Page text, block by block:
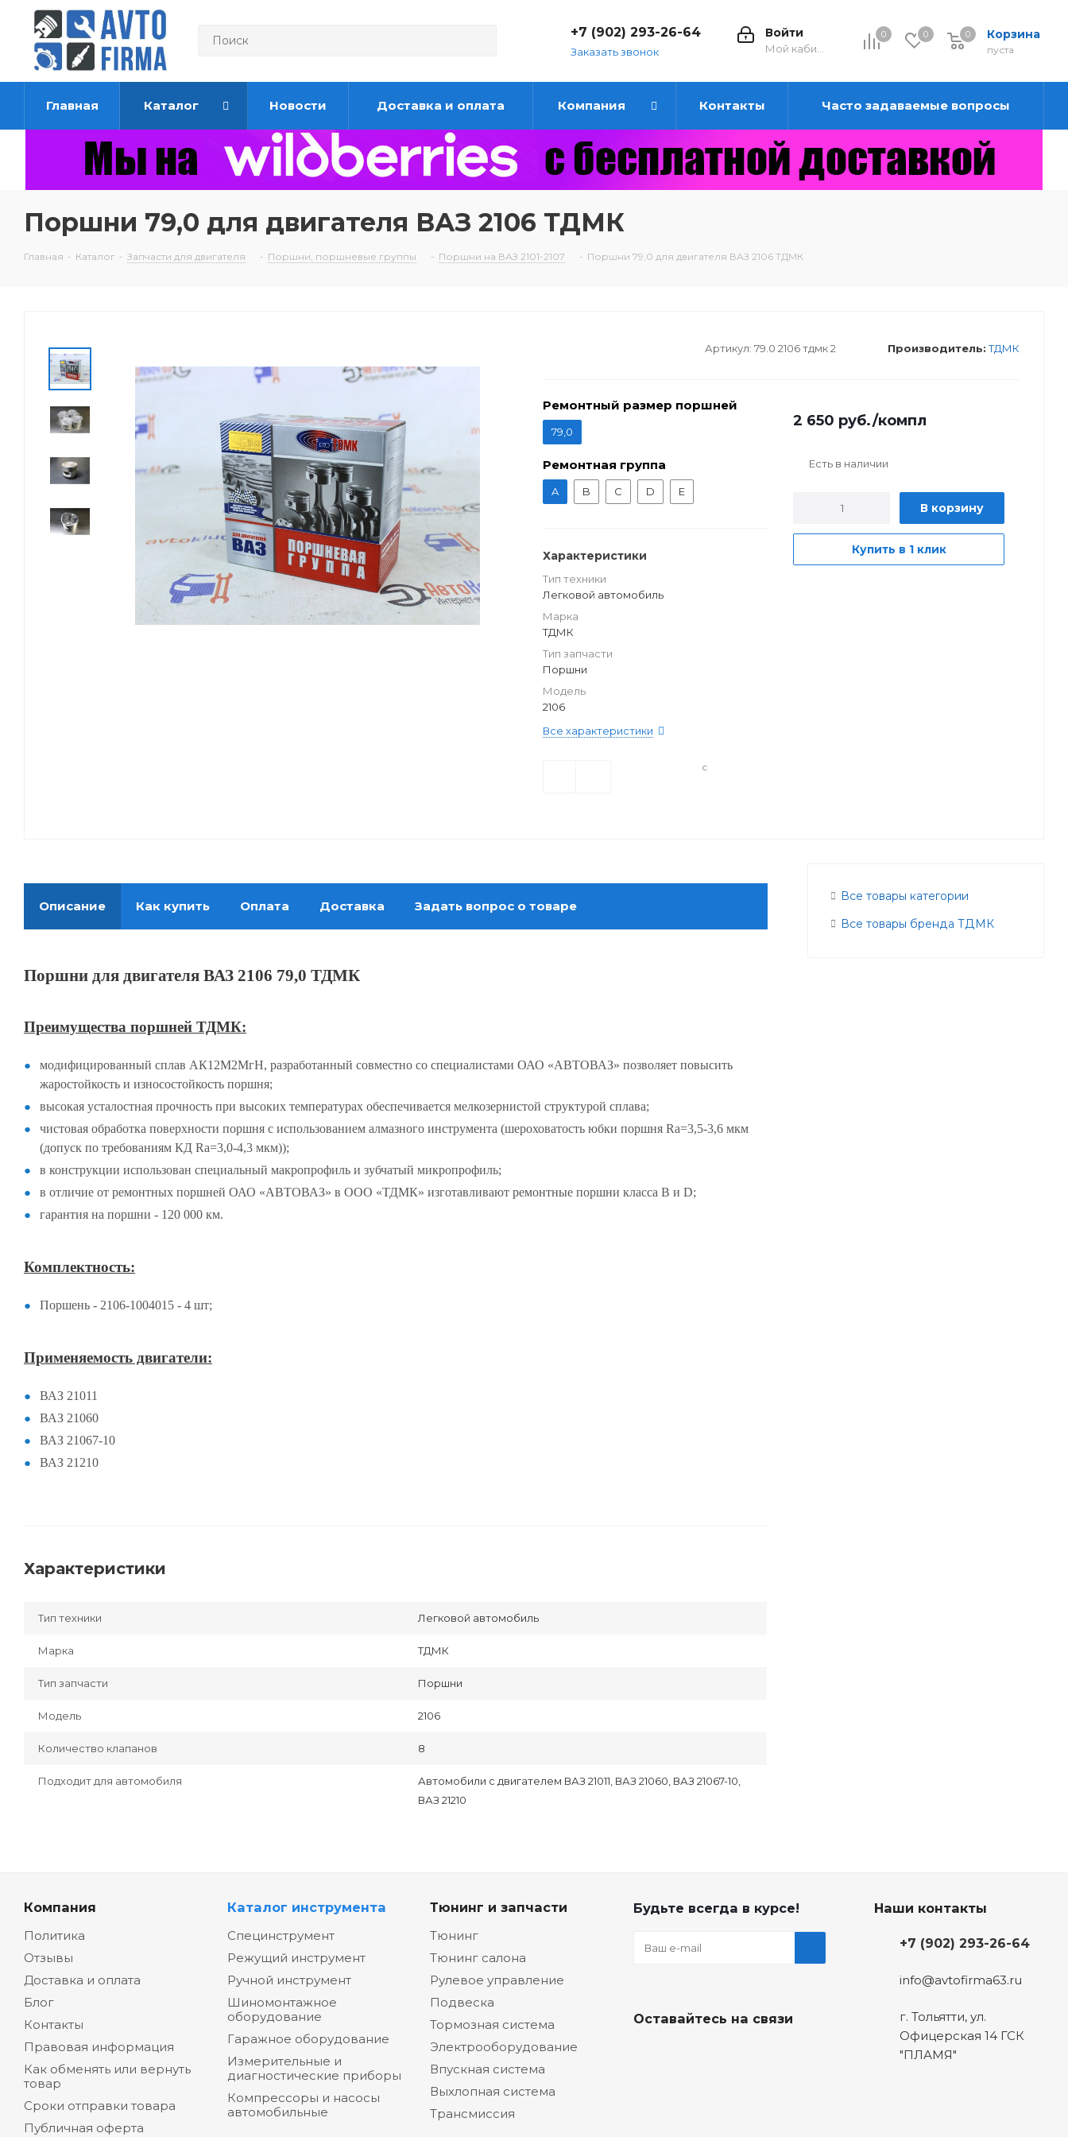
0 0 Корзина
0
пуста
0
Войти
+7 (902) 293-26-64
Заказать звонок
Главная Каталог Новости Доставка и оплата Компания Контакты Часто задаваемые вопросы
Поршни 79,0 для двигателя ВАЗ 2106 ТДМК
Главная - Каталог - Запчасти для двигателя - Поршни, поршневые группы - Поршни на ВАЗ 2101-2107 - Поршни 79,0 для двигателя ВАЗ 2106 ТДМК
Артикул: 79.0 2106 тдмк 2 Производитель: ТДМК
Ремонтный размер поршней
79,0
Ремонтная группа
A B C D E
Характеристики
Тип техники
Легковой автомобиль
Марка
ТДМК
Тип запчасти
Поршни
Модель
2106
Все характеристики
2 650 руб./компл
Есть в наличии
В корзину
Купить в 1 клик
с
Описание Как купить Оплата Доставка Задать вопрос о товаре
Поршни для двигателя ВАЗ 2106 79,0 ТДМК
Преимущества поршней ТДМК:
модифицированный сплав АК12М2МгН, разработанный совместно со специалистами ОАО «АВТОВАЗ» позволяет повысить
жаростойкость и износостойкость поршня;
высокая усталостная прочность при высоких температурах обеспечивается мелкозернистой структурой сплава;
чистовая обработка поверхности поршня с использованием алмазного инструмента (шероховатость юбки поршня Ra=3,5-3,6 мкм
(допуск по требованиям КД Ra=3,0-4,3 мкм));
в конструкции использован специальный макропрофиль и зубчатый микропрофиль;
в отличие от ремонтных поршней ОАО «АВТОВАЗ» в ООО «ТДМК» изготавливают ремонтные поршни класса B и D;
гарантия на поршни - 120 000 км.
Комплектность:
Поршень - 2106-1004015 - 4 шт;
Применяемость двигатели:
ВАЗ 21011
ВАЗ 21060
ВАЗ 21067-10
ВАЗ 21210
Характеристики
Тип техники Легковой автомобиль
Марка ТДМК
Тип запчасти Поршни
Модель 2106
Количество клапанов 8
Подходит для автомобиля
Автомобили с двигателем ВАЗ 21011, ВАЗ 21060, ВАЗ 21067-10,
ВАЗ 21210
Все товары категории
Все товары бренда ТДМК
Компания
Политика
Отзывы
Доставка и оплата
Блог
Контакты
Правовая информация
Как обменять или вернуть
товар
Сроки отправки товара
Публичная оферта
Каталог инструмента
Специнструмент
Режущий инструмент
Ручной инструмент
Шиномонтажное
оборудование
Гаражное оборудование
Измерительные и
диагностические приборы
Компрессоры и насосы
автомобильные
Тюнинг и запчасти
Тюнинг
Тюнинг салона
Рулевое управление
Подвеска
Тормозная система
Электрооборудование
Впускная система
Выхлопная система
Трансмиссия
Будьте всегда в курсе!
Оставайтесь на связи
Наши контакты
+7 (902) 293-26-64
info@avtofirma63.ru
г. Тольятти, ул.
Офицерская 14 ГСК
"ПЛАМЯ"